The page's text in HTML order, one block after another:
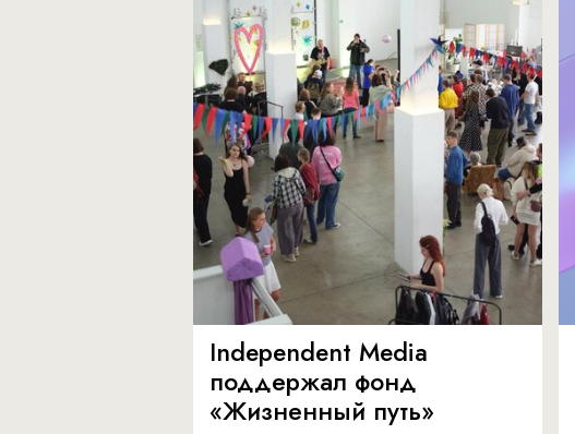
Independent Media
поддержал фонд
«Жизненный путь»